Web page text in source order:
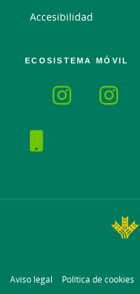
Accesibilidad
ECOSISTEMA MÓVIL
Aviso legal Política de cookies